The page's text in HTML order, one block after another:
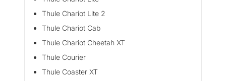
Thule Chariot Lite 2
Thule Chariot Cab
Thule Chariot Cheetah XT
Thule Courier
Thule Coaster XT